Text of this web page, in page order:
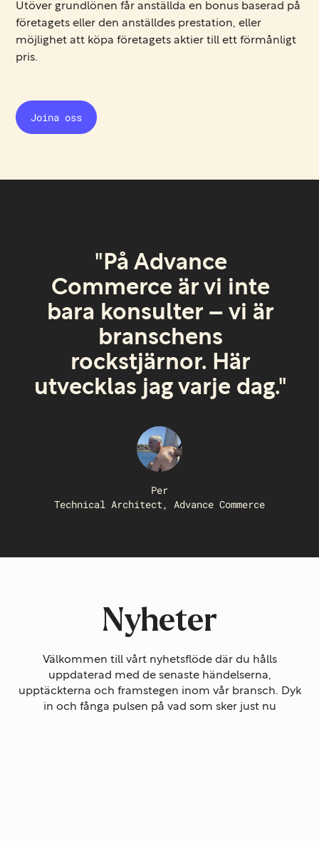
Utöver grundlönen får anställda en bonus baserad på
företagets eller den anställdes prestation, eller
möjlighet att köpa företagets aktier till ett förmånligt
pris.
Joina oss
"På Advance
Commerce är vi inte
bara konsulter – vi är
branschens
rockstjärnor. Här
utvecklas jag varje dag."
Per
Technical Architect, Advance Commerce
Nyheter
Välkommen till vårt nyhetsflöde där du hålls
uppdaterad med de senaste händelserna,
upptäckterna och framstegen inom vår bransch. Dyk
in och fånga pulsen på vad som sker just nu